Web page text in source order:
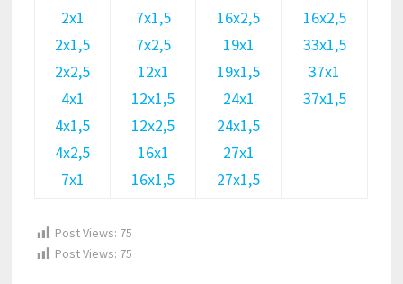
2х1
2х1,5
2х2,5
4х1
4х1,5
4х2,5
7х1
7х1,5
7х2,5
12х1
12х1,5
12х2,5
16х1
16х1,5
16х2,5
19х1
19х1,5
24х1
24х1,5
27х1
27х1,5
16х2,5
33х1,5
37х1
37х1,5
Post Views: 75
Post Views: 75